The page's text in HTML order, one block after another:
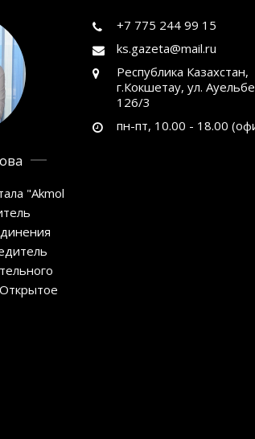
"Akmol
+7 775 244 99 15
ks.gazeta@mail.ru
Республика Казахстан,
г.Кокшетау, ул.
126/3
пн-пт, 10.00 - 18.00